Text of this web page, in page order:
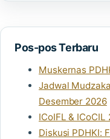
Pos-pos Terbaru
Muskernas
Jadwal
Desember 2026
ICoIFL & ICoCIL
Diskusi PDHKI: